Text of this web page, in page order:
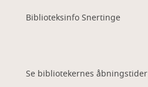
Biblioteksinfo Snertinge
Se bibliotekernes åbningstider